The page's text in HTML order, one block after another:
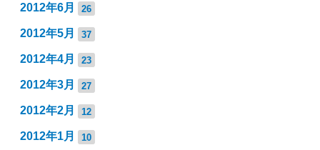
2012年6月 26
2012年5月 37
2012年4月 23
2012年3月 27
2012年2月 12
2012年1月 10